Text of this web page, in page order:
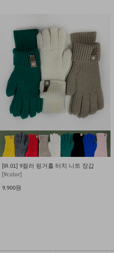
[IR.01] 9컬러 핑거홀 터치 니트 장갑
[9color]
9,900원